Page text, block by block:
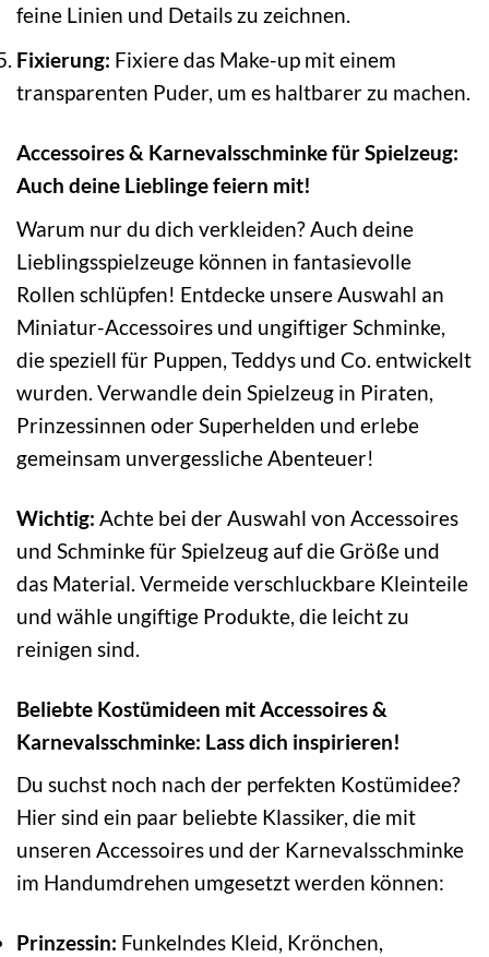
feine Linien und Details zu zeichnen.
Fixierung: Fixiere das Make-up mit einem
transparenten Puder, um es haltbarer zu machen.
Accessoires & Karnevalsschminke für Spielzeug:
Auch deine Lieblinge feiern mit!
Warum nur du dich verkleiden? Auch deine
Lieblingsspielzeuge können in fantasievolle
Rollen schlüpfen! Entdecke unsere Auswahl an
Miniatur-Accessoires und ungiftiger Schminke,
die speziell für Puppen, Teddys und Co. entwickelt
wurden. Verwandle dein Spielzeug in Piraten,
Prinzessinnen oder Superhelden und erlebe
gemeinsam unvergessliche Abenteuer!
Wichtig: Achte bei der Auswahl von Accessoires
und Schminke für Spielzeug auf die Größe und
das Material. Vermeide verschluckbare Kleinteile
und wähle ungiftige Produkte, die leicht zu
reinigen sind.
Beliebte Kostümideen mit Accessoires &
Karnevalsschminke: Lass dich inspirieren!
Du suchst noch nach der perfekten Kostümidee?
Hier sind ein paar beliebte Klassiker, die mit
unseren Accessoires und der Karnevalsschminke
im Handumdrehen umgesetzt werden können:
Prinzessin: Funkelndes Kleid, Krönchen,